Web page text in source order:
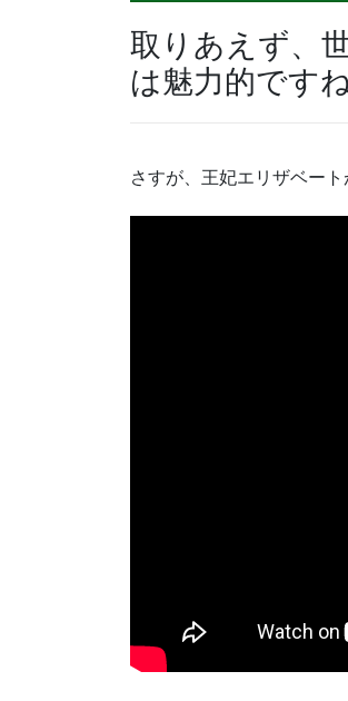
取りあえず、
は魅力的ですね
さすが、王妃エリザベー